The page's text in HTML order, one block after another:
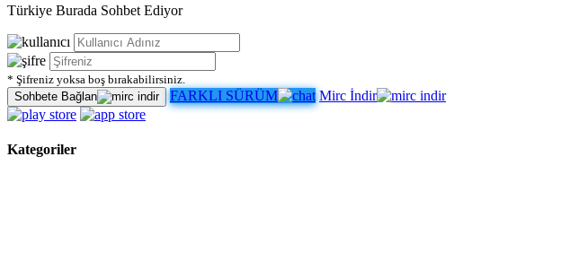
Türkiye Burada Sohbet Ediyor
* Şifreniz yoksa boş bırakabilirsiniz.
Sohbete Bağlan
FARKLI SÜRÜM Mirc İndir
Kategoriler